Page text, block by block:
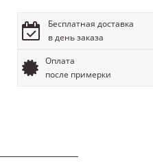
Бесплатная доставка
в день заказа
Оплата
после примерки